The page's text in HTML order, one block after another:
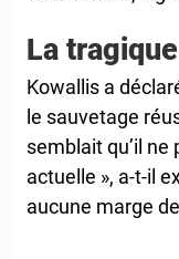
La
Kowallis a
le sauvetage
semblait qu’il ne
actuelle », a-t-il
aucune marge